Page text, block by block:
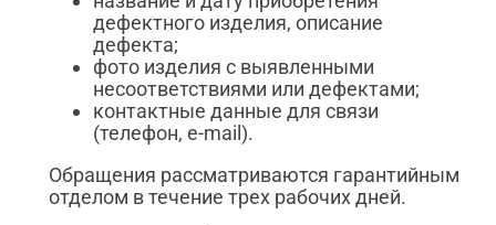
дефектного изделия, описание
дефекта;
фото изделия с выявленными
несоответствиями или дефектами;
контактные данные для связи
(телефон, e-mail).
Обращения рассматриваются гарантийным
отделом в течение трех рабочих дней.